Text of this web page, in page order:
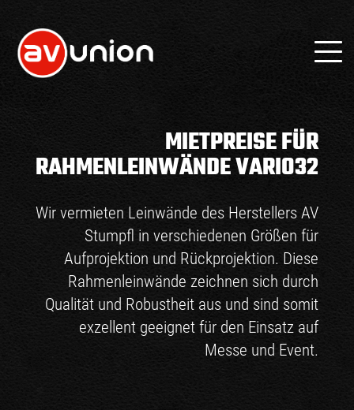
MIETPREISE FÜR
RAHMENLEINWÄNDE VARIO32
Wir vermieten Leinwände des Herstellers AV
Stumpfl in verschiedenen Größen für
Aufprojektion und Rückprojektion. Diese
Rahmenleinwände zeichnen sich durch
Qualität und Robustheit aus und sind somit
exzellent geeignet für den Einsatz auf
Messe und Event.